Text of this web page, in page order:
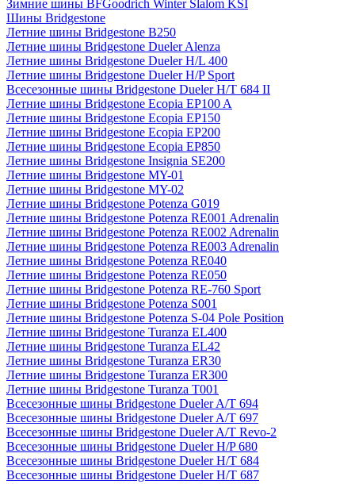
Зимние шины BFGoodrich Winter Slalom KSI
Шины Bridgestone
Летние шины Bridgestone B250
Летние шины Bridgestone Dueler Alenza
Летние шины Bridgestone Dueler H/L 400
Летние шины Bridgestone Dueler H/P Sport
Всесезонные шины Bridgestone Dueler H/T 684 II
Летние шины Bridgestone Ecopia EP100 A
Летние шины Bridgestone Ecopia EP150
Летние шины Bridgestone Ecopia EP200
Летние шины Bridgestone Ecopia EP850
Летние шины Bridgestone Insignia SE200
Летние шины Bridgestone MY-01
Летние шины Bridgestone MY-02
Летние шины Bridgestone Potenza G019
Летние шины Bridgestone Potenza RE001 Adrenalin
Летние шины Bridgestone Potenza RE002 Adrenalin
Летние шины Bridgestone Potenza RE003 Adrenalin
Летние шины Bridgestone Potenza RE040
Летние шины Bridgestone Potenza RE050
Летние шины Bridgestone Potenza RE-760 Sport
Летние шины Bridgestone Potenza S001
Летние шины Bridgestone Potenza S-04 Pole Position
Летние шины Bridgestone Turanza EL400
Летние шины Bridgestone Turanza EL42
Летние шины Bridgestone Turanza ER30
Летние шины Bridgestone Turanza ER300
Летние шины Bridgestone Turanza T001
Всесезонные шины Bridgestone Dueler A/T 694
Всесезонные шины Bridgestone Dueler A/T 697
Всесезонные шины Bridgestone Dueler A/T Revo-2
Всесезонные шины Bridgestone Dueler H/P 680
Всесезонные шины Bridgestone Dueler H/T 684
Всесезонные шины Bridgestone Dueler H/T 687